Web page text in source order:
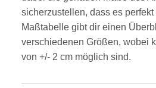
sicherzustellen, dass es
Maßtabelle gibt dir einen
verschiedenen Größen, wobei
von +/- 2 cm möglich sind.